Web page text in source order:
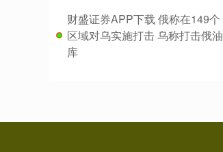
财盛证券APP下载 俄称在149个
区域对乌实施打击 乌称打击俄油
库